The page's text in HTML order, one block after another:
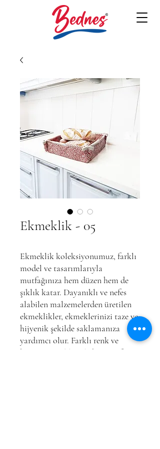
Ekmeklik - 05
Ekmeklik koleksiyonumuz, farklı
model ve tasarımlarıyla
mutfağınıza hem düzen hem de
şıklık katar. Dayanıklı ve nefes
alabilen malzemelerden üretilen
ekmeklikler, ekmeklerinizi taze ve
hijyenik şekilde saklamanıza
yardımcı olur. Farklı renk ve
boyut seçenekleriyle her mutfağa